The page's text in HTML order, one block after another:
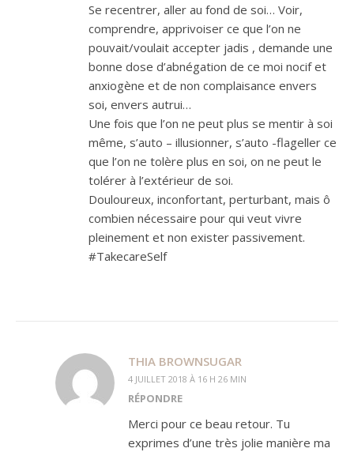
Se recentrer, aller au fond de soi… Voir,
comprendre, apprivoiser ce que l’on ne
pouvait/voulait accepter jadis , demande une
bonne dose d’abnégation de ce moi nocif et
anxiogène et de non complaisance envers
soi, envers autrui…
Une fois que l’on ne peut plus se mentir à soi
même, s’auto – illusionner, s’auto -flageller ce
que l’on ne tolère plus en soi, on ne peut le
tolérer à l’extérieur de soi.
Douloureux, inconfortant, perturbant, mais ô
combien nécessaire pour qui veut vivre
pleinement et non exister passivement.
#TakecareSelf
THIA BROWNSUGAR
4 JUILLET 2018 À 16 H 26 MIN
RÉPONDRE
Merci pour ce beau retour. Tu
exprimes d’une très jolie manière ma